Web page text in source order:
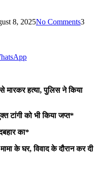
8, 2025No Comments3
मारकर हत्या, पुलिस ने किया
टांगी को भी किया जप्त*
का*
के घर, विवाद के दौरान कर दी